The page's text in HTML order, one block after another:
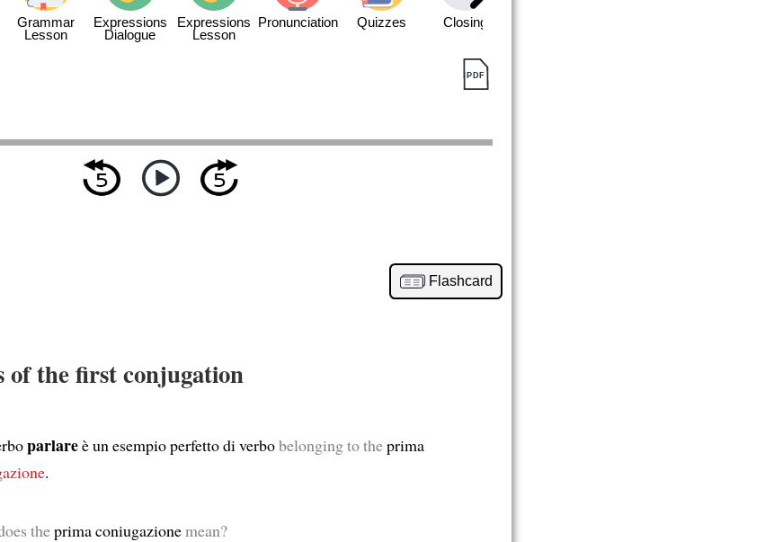
Grammar
Lesson
Expressions
Dialogue
Expressions
Lesson
Pronunciation Quizzes Closing
Flashcard
of the first conjugation
parlareè un esempio perfetto di verbobelonging to theprima
.
theprima coniugazionemean?